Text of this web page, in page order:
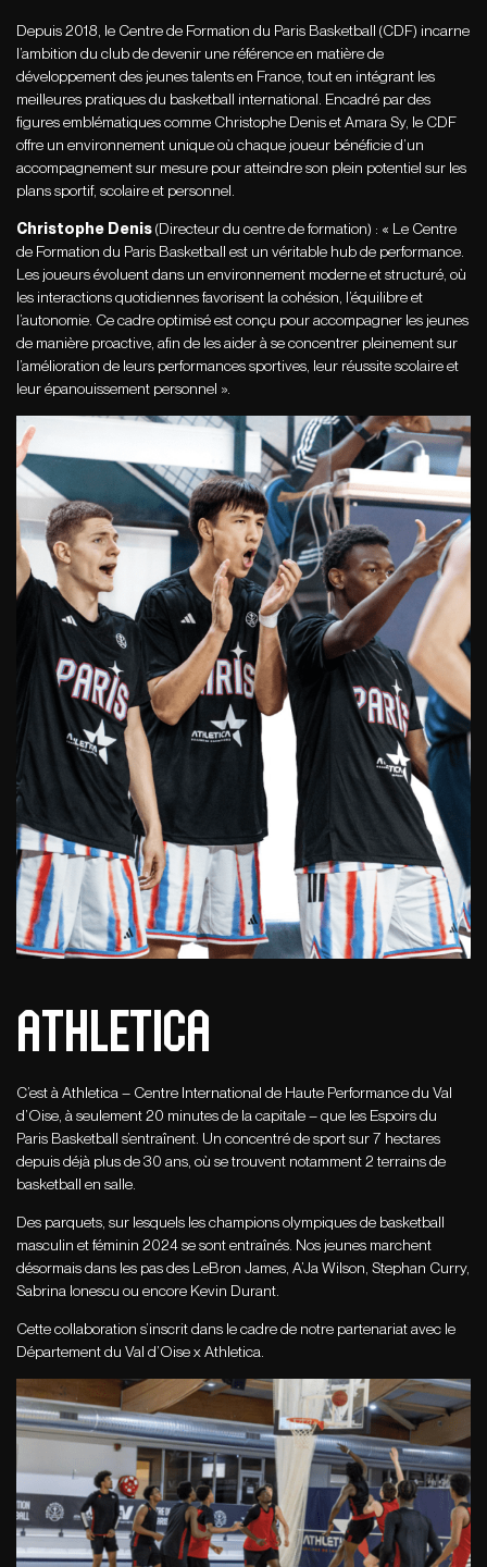
Depuis 2018, le Centre de Formation du Paris Basketball (CDF) incarne
l’ambition du club de devenir une référence en matière de
développement des jeunes talents en France, tout en intégrant les
meilleures pratiques du basketball international. Encadré par des
figures emblématiques comme Christophe Denis et Amara Sy, le CDF
offre un environnement unique où chaque joueur bénéficie d’un
accompagnement sur mesure pour atteindre son plein potentiel sur les
plans sportif, scolaire et personnel.
Christophe Denis(Directeur du centre de formation) : « Le Centre
de Formation du Paris Basketball est un véritable hub de performance.
Les joueurs évoluent dans un environnement moderne et structuré, où
les interactions quotidiennes favorisent la cohésion, l’équilibre et
l’autonomie. Ce cadre optimisé est conçu pour accompagner les jeunes
de manière proactive, afin de les aider à se concentrer pleinement sur
l’amélioration de leurs performances sportives, leur réussite scolaire et
leur épanouissement personnel ».
Athletica
C’est à Athletica – Centre International de Haute Performance du Val
d’Oise, à seulement 20 minutes de la capitale – que les Espoirs du
Paris Basketball s’entraînent. Un concentré de sport sur 7 hectares
depuis déjà plus de 30 ans, où se trouvent notamment 2 terrains de
basketball en salle.
Des parquets, sur lesquels les champions olympiques de basketball
masculin et féminin 2024 se sont entraînés. Nos jeunes marchent
désormais dans les pas des LeBron James, A’Ja Wilson, Stephan Curry,
Sabrina Ionescu ou encore Kevin Durant.
Cette collaboration s’inscrit dans le cadre de notre partenariat avec le
Département du Val d’Oise x Athletica.